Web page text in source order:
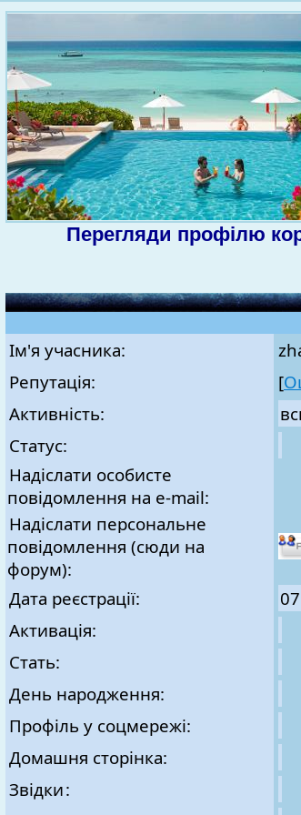
Перегляди профілю
Ім'я учасника:
Репутація:
[
Активність:
Статус:
Надіслати особисте
повідомлення на e-mail:
Надіслати персональне
повідомлення (сюди на
форум):
Дата реєстрації:
Активація:
Стать:
День народження:
Профіль у соцмережі:
Домашня сторінка:
Звідки: